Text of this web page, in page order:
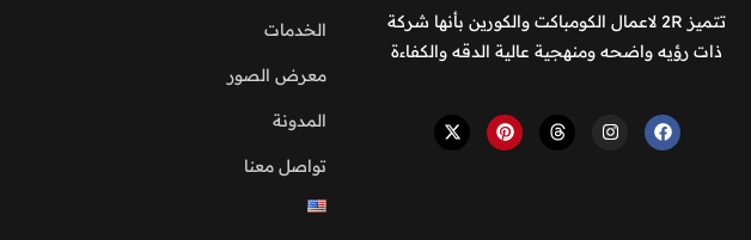
تتميز 2R لاعمال الكومباكت والكورين بأنها شركة
ذات رؤيه واضحه ومنهجية عالية الدقه والكفاءة
الخدمات
معرض الصور
المدونة
تواصل معنا